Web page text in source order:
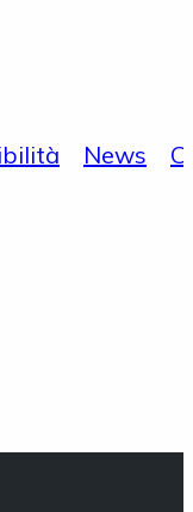
News